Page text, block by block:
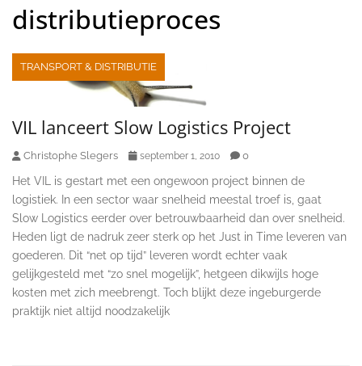
distributieproces
TRANSPORT & DISTRIBUTIE
VIL lanceert Slow Logistics Project
Christophe Slegers september 1, 2010 0
Het VIL is gestart met een ongewoon project binnen de
logistiek. In een sector waar snelheid meestal troef is, gaat
Slow Logistics eerder over betrouwbaarheid dan over snelheid.
Heden ligt de nadruk zeer sterk op het Just in Time leveren van
goederen. Dit “net op tijd” leveren wordt echter vaak
gelijkgesteld met “zo snel mogelijk”, hetgeen dikwijls hoge
kosten met zich meebrengt. Toch blijkt deze ingeburgerde
praktijk niet altijd noodzakelijk